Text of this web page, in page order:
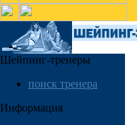
Шейпинг-тренеры
поиск тренера
Информация